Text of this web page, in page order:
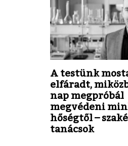
A testünk
elfáradt,
nap megpróbál
megvédeni
hőségtől –
tanácsok